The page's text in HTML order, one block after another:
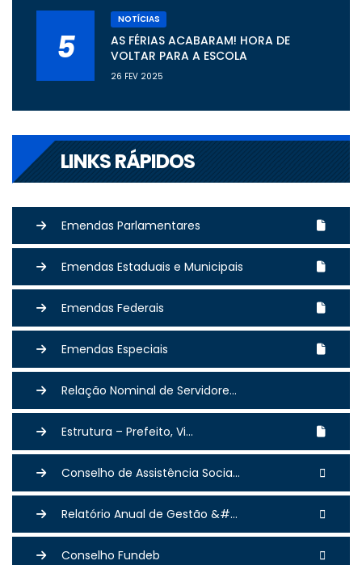
5
NOTÍCIAS
AS FÉRIAS ACABARAM! HORA DE
VOLTAR PARA A ESCOLA
26 FEV 2025
LINKS RÁPIDOS
Emendas Parlamentares
Emendas Estaduais e Municipais
Emendas Federais
Emendas Especiais
Relação Nominal de Servidore...
Estrutura – Prefeito, Vi...
Conselho de Assistência Socia...
Relatório Anual de Gestão &#...
Conselho Fundeb